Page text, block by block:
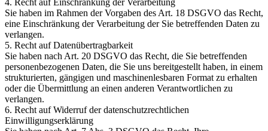
Sie haben im Rahmen der Vorgaben des Art. 18 DSGVO das Recht,
eine Einschränkung der Verarbeitung der Sie betreffenden Daten zu
verlangen.
5. Recht auf Datenübertragbarkeit
Sie haben nach Art. 20 DSGVO das Recht, die Sie betreffenden
personenbezogenen Daten, die Sie uns bereitgestellt haben, in einem
strukturierten, gängigen und maschinenlesbaren Format zu erhalten
oder die Übermittlung an einen anderen Verantwortlichen zu
verlangen.
6. Recht auf Widerruf der datenschutzrechtlichen
Einwilligungserklärung